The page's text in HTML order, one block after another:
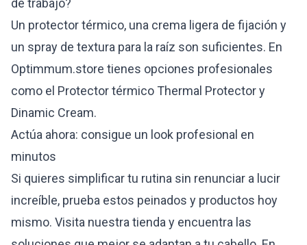
de trabajo?
Un protector térmico, una crema ligera de fijación y
un spray de textura para la raíz son suficientes. En
Optimmum.store tienes opciones profesionales
como el Protector térmico Thermal Protector y
Dinamic Cream.
Actúa ahora: consigue un look profesional en
minutos
Si quieres simplificar tu rutina sin renunciar a lucir
increíble, prueba estos peinados y productos hoy
mismo. Visita nuestra tienda y encuentra las